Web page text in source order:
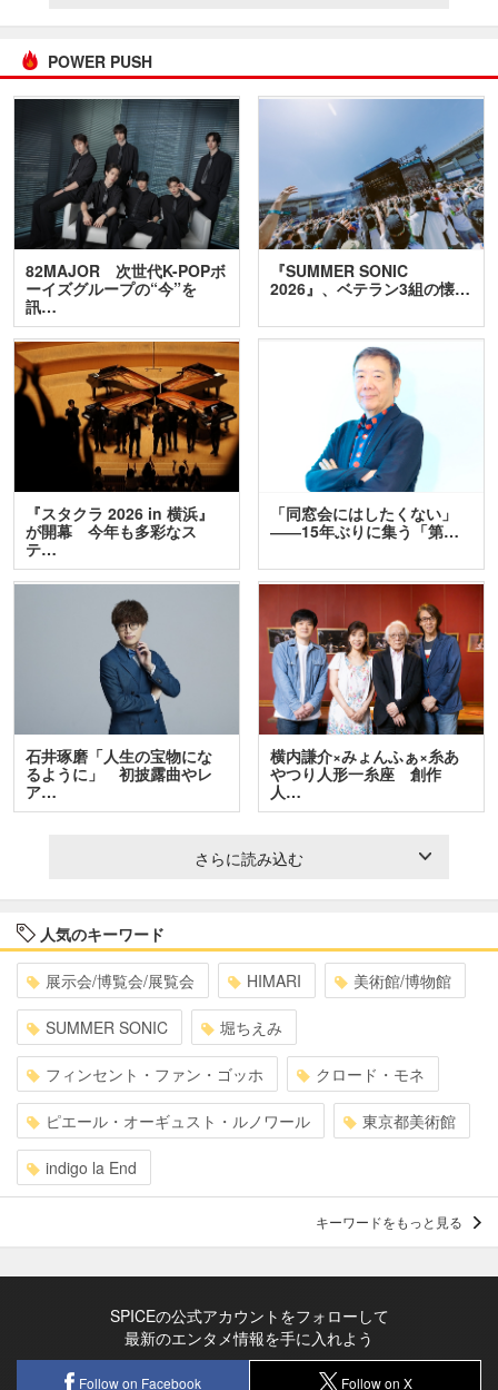
POWER PUSH
82MAJOR 次世代K-POPボ
ーイズグループの“今”を
訊…
『SUMMER SONIC
2026』、ベテラン3組の懐…
『スタクラ 2026 in 横浜』
が開幕 今年も多彩なス
テ…
「同窓会にはしたくない」
――15年ぶりに集う「第…
石井琢磨「人生の宝物にな
るように」 初披露曲やレ
ア…
横内謙介×みょんふぁ×糸あ
やつり人形一糸座 創作
人…
さらに読み込む
人気のキーワード
展示会/博覧会/展覧会 HIMARI 美術館/博物館
SUMMER SONIC 堀ちえみ
フィンセント・ファン・ゴッホ クロード・モネ
ピエール・オーギュスト・ルノワール 東京都美術館
indigo la End
キーワードをもっと見る
SPICEの公式アカウントをフォローして
最新のエンタメ情報を手に入れよう
Follow on Facebook Follow on X